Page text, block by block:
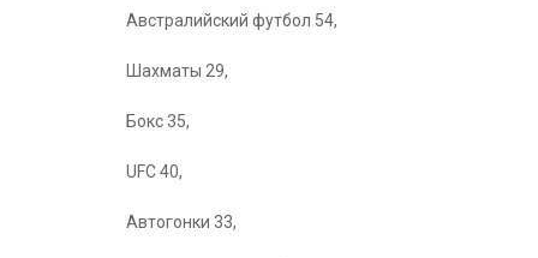
Австралийский футбол 54,
Шахматы 29,
Бокс 35,
UFC 40,
Автогонки 33,